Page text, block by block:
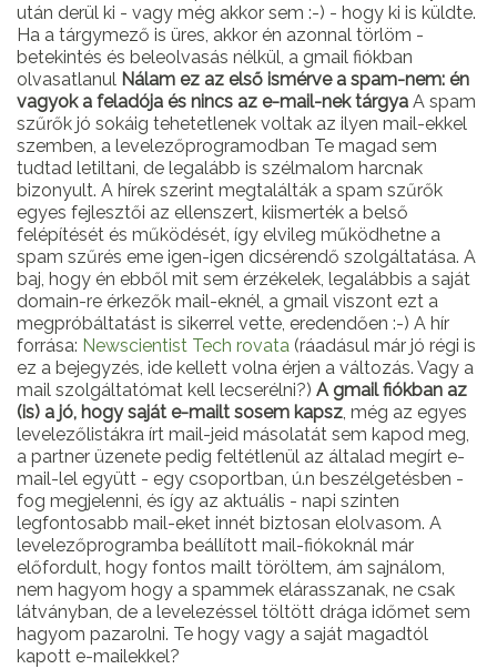
után derül ki - vagy még akkor sem :-) - hogy ki is küldte.
Ha a tárgymező is üres, akkor én azonnal törlöm -
betekintés és beleolvasás nélkül, a gmail fiókban
olvasatlanul Nálam ez az első ismérve a spam-nem: én
vagyok a feladója és nincs az e-mail-nek tárgya A spam
szűrők jó sokáig tehetetlenek voltak az ilyen mail-ekkel
szemben, a levelezőprogramodban Te magad sem
tudtad letiltani, de legalább is szélmalom harcnak
bizonyult. A hírek szerint megtalálták a spam szűrők
egyes fejlesztői az ellenszert, kiismerték a belső
felépítését és működését, így elvileg működhetne a
spam szűrés eme igen-igen dicsérendő szolgáltatása. A
baj, hogy én ebből mit sem érzékelek, legalábbis a saját
domain-re érkezők mail-eknél, a gmail viszont ezt a
megpróbáltatást is sikerrel vette, eredendően :-) A hír
forrása: Newscientist Tech rovata (ráadásul már jó régi is
ez a bejegyzés, ide kellett volna érjen a változás. Vagy a
mail szolgáltatómat kell lecserélni?) A gmail fiókban az
(is) a jó, hogy saját e-mailt sosem kapsz, még az egyes
levelezőlistákra írt mail-jeid másolatát sem kapod meg,
a partner üzenete pedig feltétlenül az általad megírt e-
mail-lel együtt - egy csoportban, ú.n beszélgetésben -
fog megjelenni, és így az aktuális - napi szinten
legfontosabb mail-eket innét biztosan elolvasom. A
levelezőprogramba beállított mail-fiókoknál már
előfordult, hogy fontos mailt töröltem, ám sajnálom,
nem hagyom hogy a spammek elárasszanak, ne csak
látványban, de a levelezéssel töltött drága időmet sem
hagyom pazarolni. Te hogy vagy a saját magadtól
kapott e-mailekkel?